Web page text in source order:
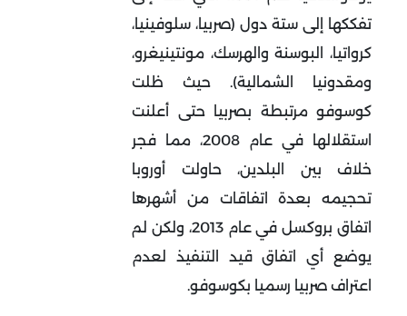
تفككها إلى ستة دول (صربيا، سلوفينيا،
كرواتيا، البوسنة والهرسك، مونتينيغرو،
ومقدونيا الشمالية). حيث ظلت
كوسوفو مرتبطة بصربيا حتى أعلنت
استقلالها في عام 2008، مما فجر
خلاف بين البلدين، حاولت أوروبا
تحجيمه بعدة اتفاقات من أشهرها
اتفاق بروكسل في عام 2013، ولكن لم
يوضع أي اتفاق قيد التنفيذ لعدم
اعتراف صربيا رسميا بكوسوفو.